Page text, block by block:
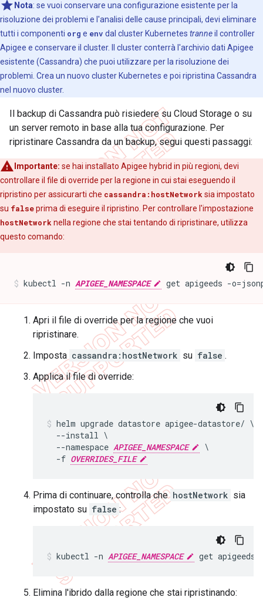
Nota: se vuoi conservare una configurazione esistente per la
risoluzione dei problemi e l'analisi delle cause principali, devi eliminare
tutti i componenti org e env dal cluster Kubernetes tranneil controller
Apigee e conservare il cluster. Il cluster conterrà l'archivio dati Apigee
esistente (Cassandra) che puoi utilizzare per la risoluzione dei
problemi. Crea un nuovo cluster Kubernetes e poi ripristina Cassandra
nel nuovo cluster.
Il backup di Cassandra può risiedere su Cloud Storage o su
un server remoto in base alla tua configurazione. Per
ripristinare Cassandra da un backup, segui questi passaggi:
Importante: se hai installato Apigee hybrid in più regioni, devi
controllare il file di override per la regione in cui stai eseguendo il
ripristino per assicurarti che cassandra:hostNetwork sia impostato
su falseprima di eseguire il ripristino. Per controllare l'impostazione
hostNetwork nella regione che stai tentando di ripristinare, utilizza
questo comando:
kubectl -n APIGEE_NAMESPACE get apigeeds -
Apri il file di override per la regione che vuoi
ripristinare.
Imposta cassandra:hostNetwork su false .
Applica il file di override:
helm upgrade datastore apigee-datastore/ \
  --install \
  --namespace
APIGEE_NAMESPACE
\
  -f
OVERRIDES_FILE
Prima di continuare, controlla che hostNetwork sia
impostato su false :
kubectl -n APIGEE_NAMESPACE get apigeeds
Elimina l'ibrido dalla regione che stai ripristinando: